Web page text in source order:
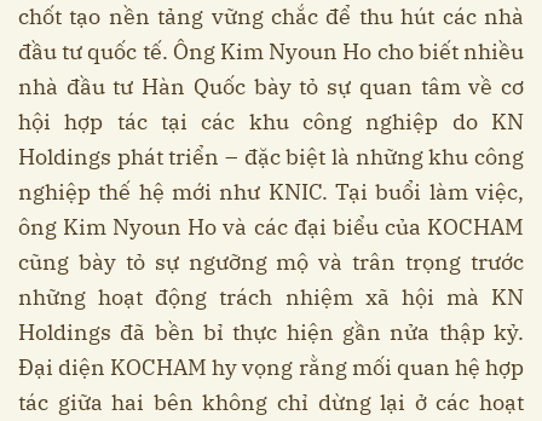
chốt tạo nền tảng vững chắc để thu hút các nhà
đầu tư quốc tế. Ông Kim Nyoun Ho cho biết nhiều
nhà đầu tư Hàn Quốc bày tỏ sự quan tâm về cơ
hội hợp tác tại các khu công nghiệp do KN
Holdings phát triển – đặc biệt là những khu công
nghiệp thế hệ mới như KNIC. Tại buổi làm việc,
ông Kim Nyoun Ho và các đại biểu của KOCHAM
cũng bày tỏ sự ngưỡng mộ và trân trọng trước
những hoạt động trách nhiệm xã hội mà KN
Holdings đã bền bỉ thực hiện gần nửa thập kỷ.
Đại diện KOCHAM hy vọng rằng mối quan hệ hợp
tác giữa hai bên không chỉ dừng lại ở các hoạt